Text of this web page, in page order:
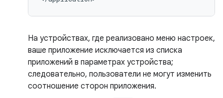
На устройствах, где реализовано меню настроек,
ваше приложение исключается из списка
приложений в параметрах устройства;
следовательно, пользователи не могут изменить
соотношение сторон приложения.